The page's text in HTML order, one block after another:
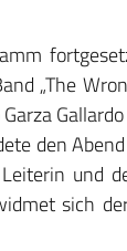
„The
den
und
sich